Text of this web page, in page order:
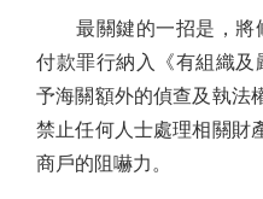
最關鍵的一招是，將
付款罪行納入《有組織
予海關額外的偵查及執法
禁止任何人士處理相關財
商戶的阻嚇力。